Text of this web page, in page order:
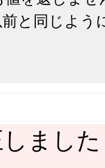
前と同じよ
まし